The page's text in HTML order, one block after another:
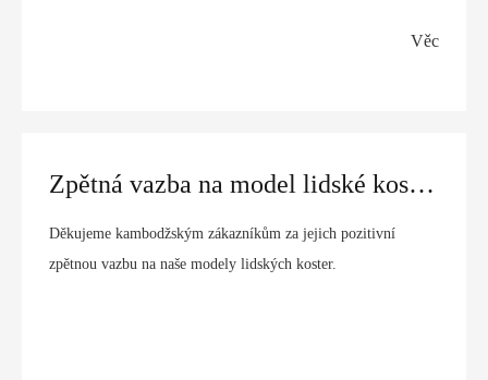
Věc
Zpětná vazba na model lidské kostry od kambodžského zákazníka | MeCan Medical
Děkujeme kambodžským zákazníkům za jejich pozitivní
zpětnou vazbu na naše modely lidských koster.